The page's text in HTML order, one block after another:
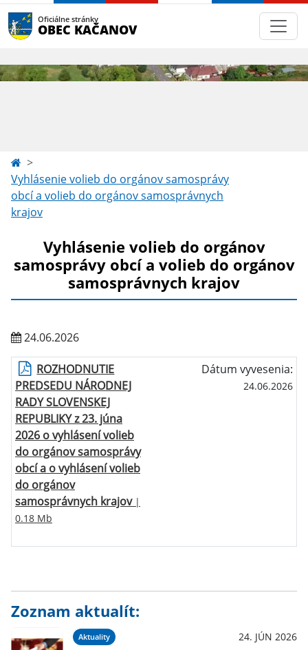
Oficiálne stránky
OBEC KAČANOV
Vyhlásenie volieb do orgánov samosprávy
obcí a volieb do orgánov samosprávnych
krajov
Vyhlásenie volieb do orgánov
samosprávy obcí a volieb do orgánov
samosprávnych krajov
24.06.2026
ROZHODNUTIE
PREDSEDU NÁRODNEJ
RADY SLOVENSKEJ
REPUBLIKY z 23. júna
2026 o vyhlásení volieb
do orgánov samosprávy
obcí a o vyhlásení volieb
do orgánov
samosprávnych krajov|
0.18 Mb
Dátum vyvesenia:
24.06.2026
Zoznam aktualít:
Aktuality 24. JÚN 2026